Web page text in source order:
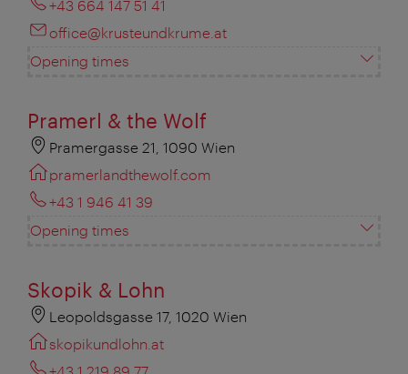
+43 664 147 51 41
office@krusteundkrume.at
Opening times
Pramerl & the Wolf
Pramergasse 21, 1090 Wien
pramerlandthewolf.com
+43 1 946 41 39
Opening times
Skopik & Lohn
Leopoldsgasse 17, 1020 Wien
skopikundlohn.at